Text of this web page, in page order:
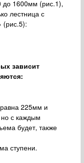
до 1600мм (рис.1),
лестница с
(рис.5):
зависит
225мм и
с каждым
будет, также
ступени.